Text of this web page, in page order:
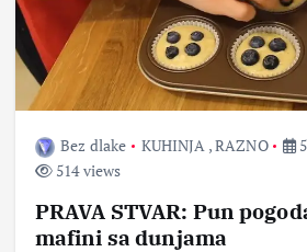
Bez dlake KUHINJA ,RAZNO
514 views
PRAVA STVAR: Pun
mafini sa dunjama